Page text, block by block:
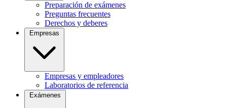
Preparación de exámenes
Preguntas frecuentes
Derechos y deberes
Empresas y empleadores
Laboratorios de referencia